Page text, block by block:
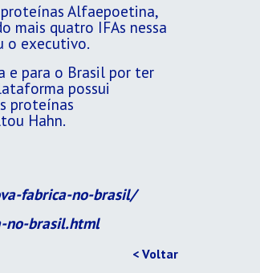
Alfaepoetina,
mais quatro IFAs nessa
o executivo.
e para o Brasil por ter
possui
proteínas
Hahn.
fabrica-no-brasil/
no-brasil.html
< Voltar